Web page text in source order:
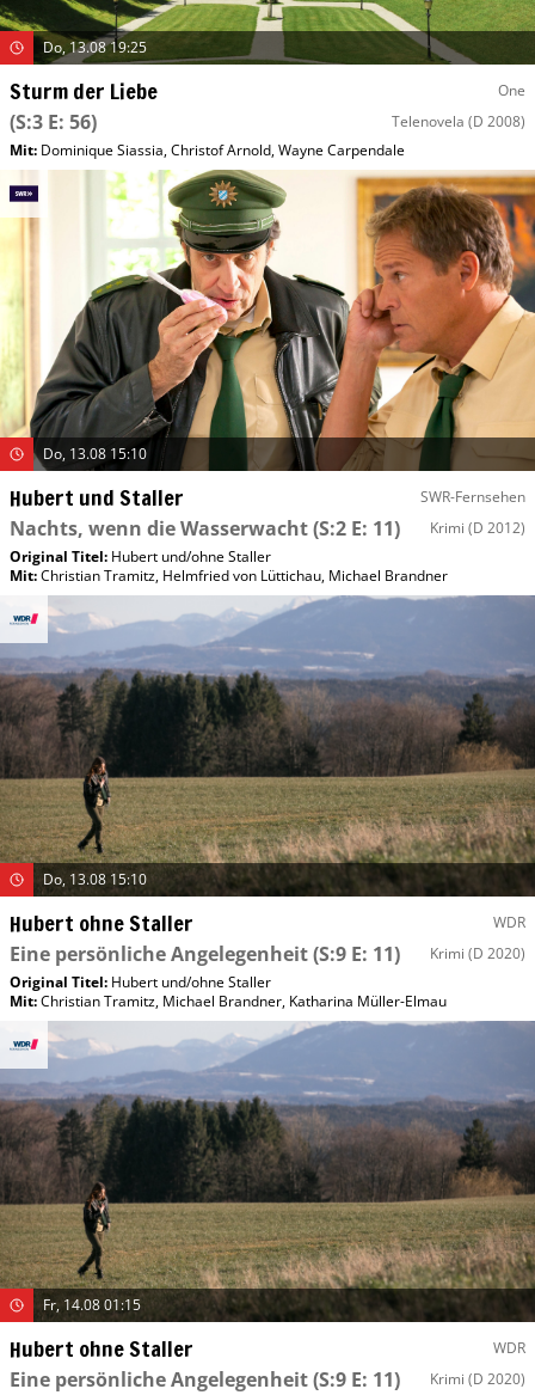
Do, 13.08 19:25
Sturm der Liebe One
(S:3 E: 56) Telenovela (D 2008)
Mit: Dominique Siassia,Christof Arnold,Wayne Carpendale
Do, 13.08 15:10
Hubert und Staller SWR-Fernsehen
Nachts, wenn die Wasserwacht(S:2 E: 11) Krimi (D 2012)
Original Titel: Hubert und/​ohne Staller
Mit:Christian Tramitz, Helmfried von Lüttichau, Michael Brandner
Do, 13.08 15:10
Hubert ohne Staller WDR
Eine persönliche Angelegenheit(S:9 E: 11) Krimi (D 2020)
Original Titel: Hubert und/​ohne Staller
Mit:Christian Tramitz, Michael Brandner, Katharina Müller-Elmau
Fr, 14.08 01:15
Hubert ohne Staller WDR
Eine persönliche Angelegenheit(S:9 E: 11) Krimi (D 2020)